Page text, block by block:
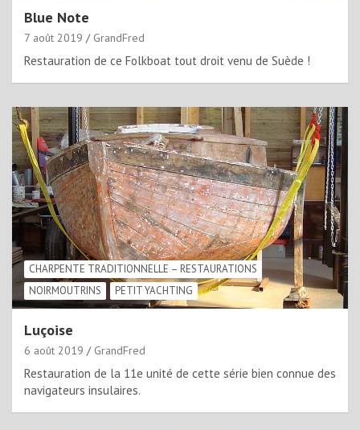
Blue Note
7 août 2019 GrandFred
Restauration de ce Folkboat tout droit venu de Suède !
CHARPENTE TRADITIONNELLE – RESTAURATIONS
NOIRMOUTRINS
PETIT YACHTING
Luçoise
6 août 2019 GrandFred
Restauration de la 11e unité de cette série bien connue des
navigateurs insulaires.